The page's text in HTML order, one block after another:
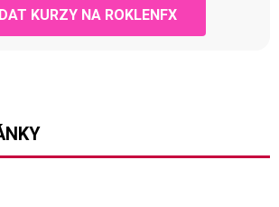
KURZY NA ROKLENFX